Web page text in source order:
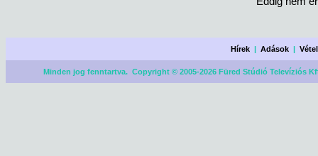
Hírek |Adások |
Minden jog fenntartva. Copyright © 2005-2026 Füred Stúdió Televíziós